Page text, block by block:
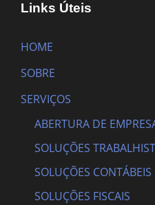
Links Úteis
HOME
SOBRE
SERVIÇOS
ABERTURA DE
SOLUÇÕES
SOLUÇÕES CONTÁBEIS
SOLUÇÕES FISCAIS